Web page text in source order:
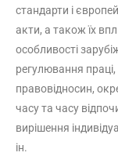
стандарти і
акти, а також їх
особливості
регулювання
правовідносин,
часу та часу
вирішення
ін.